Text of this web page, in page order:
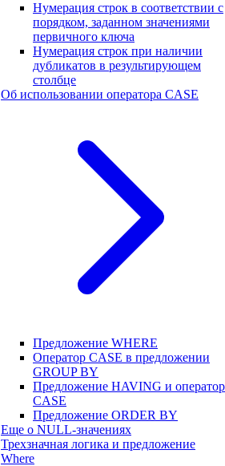
Нумерация строк в соответствии с
порядком, заданном значениями
первичного ключа
Нумерация строк при наличии
дубликатов в результирующем
столбце
Об использовании оператора CASE
Предложение WHERE
Оператор CASE в предложении
GROUP BY
Предложение HAVING и оператор
CASE
Предложение ORDER BY
Еще о NULL-значениях
Трехзначная логика и предложение
Where